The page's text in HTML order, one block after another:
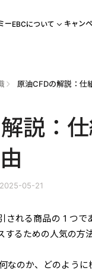
ーEBCについて キャン
説：
05-21
される商品の 1 つ
るための人気の方
なのか、どのよう